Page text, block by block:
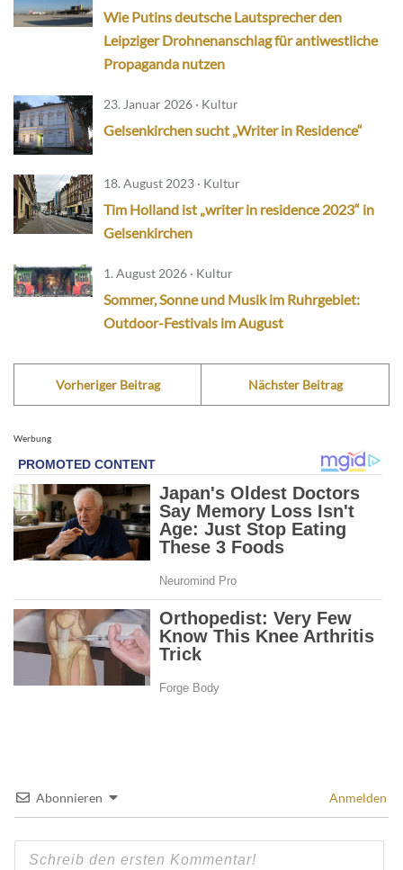
Wie Putins deutsche Lautsprecher den
Leipziger Drohnenanschlag für antiwestliche
Propaganda nutzen
23. Januar 2026 · Kultur
Gelsenkirchen sucht „Writer in Residence“
18. August 2023 · Kultur
Tim Holland ist „writer in residence 2023“ in
Gelsenkirchen
1. August 2026 · Kultur
Sommer, Sonne und Musik im Ruhrgebiet:
Outdoor-Festivals im August
Vorheriger Beitrag Nächster Beitrag
Werbung
Abonnieren Anmelden